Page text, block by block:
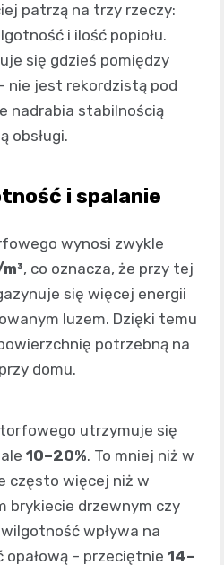
patrzą na trzy rzeczy:
i ilość popiołu.
się gdzieś pomiędzy
nie jest rekordzistą pod
nadrabia stabilnością
obsługi.
i spalanie
wynosi zwykle
, co oznacza, że przy tej
się więcej energii
luzem. Dzięki temu
potrzebną na
domu.
utrzymuje się
10–20%. To mniej niż w
często więcej niż w
brykiecie drzewnym czy
wpływa na
– przeciętnie 14–